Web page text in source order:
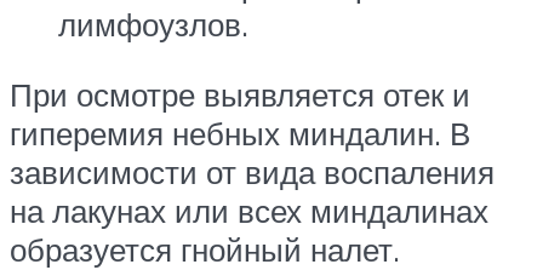
лимфоузлов.
При осмотре выявляется отек и
гиперемия небных миндалин. В
зависимости от вида воспаления
на лакунах или всех миндалинах
образуется гнойный налет.